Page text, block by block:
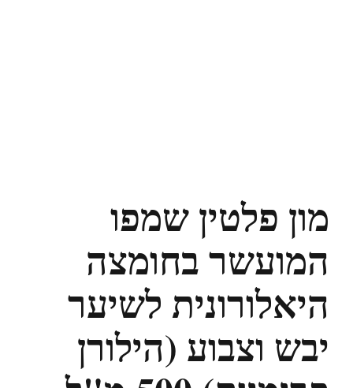
מון פלטין שמפו
המועשר בחומצה
היאלורונית לשיער
יבש וצבוע (הילורן